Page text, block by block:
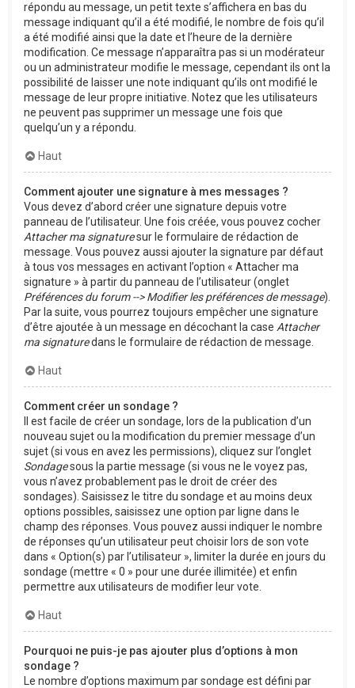
répondu au message, un petit texte s’affichera en bas du
message indiquant qu’il a été modifié, le nombre de fois qu’il
a été modifié ainsi que la date et l’heure de la dernière
modification. Ce message n’apparaîtra pas si un modérateur
ou un administrateur modifie le message, cependant ils ont la
possibilité de laisser une note indiquant qu’ils ont modifié le
message de leur propre initiative. Notez que les utilisateurs
ne peuvent pas supprimer un message une fois que
quelqu’un y a répondu.
Haut
Comment ajouter une signature à mes messages ?
Vous devez d’abord créer une signature depuis votre
panneau de l’utilisateur. Une fois créée, vous pouvez cocher
Attacher ma signaturesur le formulaire de rédaction de
message. Vous pouvez aussi ajouter la signature par défaut
à tous vos messages en activant l’option « Attacher ma
signature » à partir du panneau de l’utilisateur (onglet
Préférences du forum --> Modifier les préférences de message).
Par la suite, vous pourrez toujours empêcher une signature
d’être ajoutée à un message en décochant la case Attacher
ma signaturedans le formulaire de rédaction de message.
Haut
Comment créer un sondage ?
Il est facile de créer un sondage, lors de la publication d’un
nouveau sujet ou la modification du premier message d’un
sujet (si vous en avez les permissions), cliquez sur l’onglet
Sondagesous la partie message (si vous ne le voyez pas,
vous n’avez probablement pas le droit de créer des
sondages). Saisissez le titre du sondage et au moins deux
options possibles, saisissez une option par ligne dans le
champ des réponses. Vous pouvez aussi indiquer le nombre
de réponses qu’un utilisateur peut choisir lors de son vote
dans « Option(s) par l’utilisateur », limiter la durée en jours du
sondage (mettre « 0 » pour une durée illimitée) et enfin
permettre aux utilisateurs de modifier leur vote.
Haut
Pourquoi ne puis-je pas ajouter plus d’options à mon
sondage ?
Le nombre d’options maximum par sondage est défini par